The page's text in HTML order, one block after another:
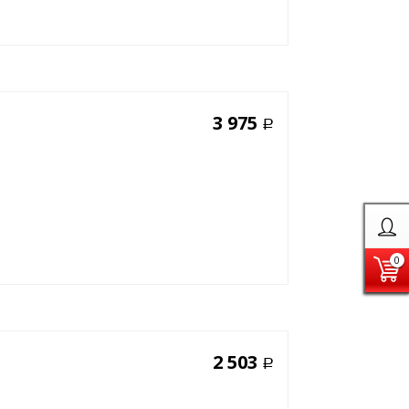
0
3 975 Р
2 503 Р